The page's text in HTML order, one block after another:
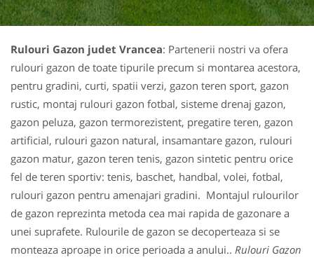
Rulouri Gazon judet Vrancea: Partenerii nostri va ofera
rulouri gazon de toate tipurile precum si montarea acestora,
pentru gradini, curti, spatii verzi, gazon teren sport, gazon
rustic, montaj rulouri gazon fotbal, sisteme drenaj gazon,
gazon peluza, gazon termorezistent, pregatire teren, gazon
artificial, rulouri gazon natural, insamantare gazon, rulouri
gazon matur, gazon teren tenis, gazon sintetic pentru orice
fel de teren sportiv: tenis, baschet, handbal, volei, fotbal,
rulouri gazon pentru amenajari gradini. Montajul rulourilor
de gazon reprezinta metoda cea mai rapida de gazonare a
unei suprafete. Rulourile de gazon se decoperteaza si se
monteaza aproape in orice perioada a anului.. Rulouri Gazon